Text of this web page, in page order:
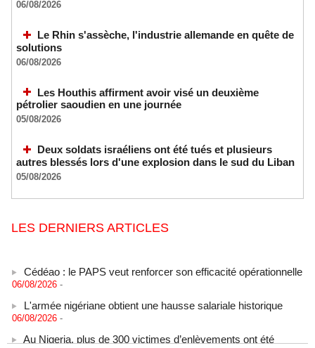
06/08/2026
Le Rhin s'assèche, l'industrie allemande en quête de
solutions
06/08/2026
Les Houthis affirment avoir visé un deuxième
pétrolier saoudien en une journée
05/08/2026
Deux soldats israéliens ont été tués et plusieurs
autres blessés lors d'une explosion dans le sud du Liban
05/08/2026
LES DERNIERS ARTICLES
06/08/2026
06/08/2026 -
libérées